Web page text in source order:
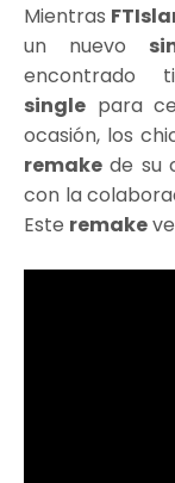
Mientras
un nuevo
encontrado
single para
ocasión, los
remake de su
con la
Este remake